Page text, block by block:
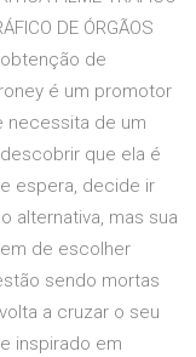
DE ÓRGÃOS
de
é um promotor
necessita de um
que ela é
espera, decide ir
alternativa, mas sua
de escolher
sendo mortas
a cruzar o seu
inspirado em